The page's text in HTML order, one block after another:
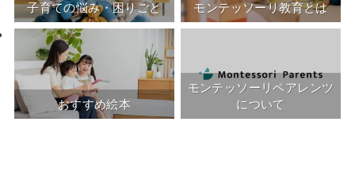
子育ての悩み・困りごと モンテッソーリ教育とは
おすすめ絵本
モンテッソーリペアレンツ
について